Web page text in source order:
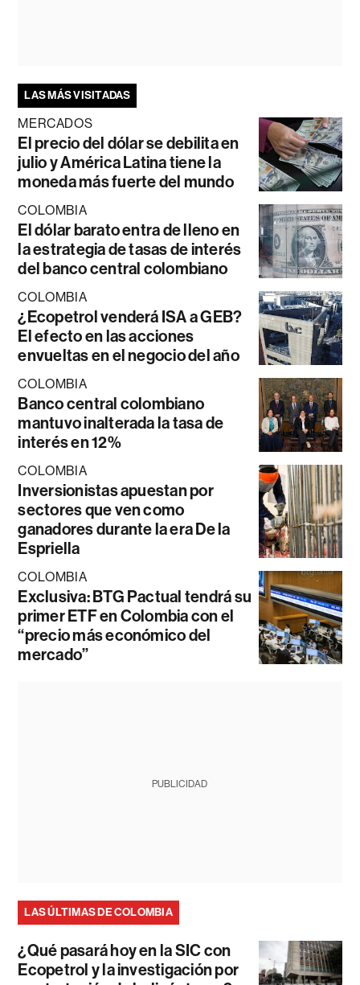
LAS MÁS VISITADAS
MERCADOS
El precio del dólar se debilita en
julio y América Latina tiene la
moneda más fuerte del mundo
COLOMBIA
El dólar barato entra de lleno en
la estrategia de tasas de interés
del banco central colombiano
COLOMBIA
¿Ecopetrol venderá ISA a GEB?
El efecto en las acciones
envueltas en el negocio del año
COLOMBIA
Banco central colombiano
mantuvo inalterada la tasa de
interés en 12%
COLOMBIA
Inversionistas apuestan por
sectores que ven como
ganadores durante la era De la
Espriella
COLOMBIA
Exclusiva: BTG Pactual tendrá su
primer ETF en Colombia con el
“precio más económico del
mercado”
PUBLICIDAD
LAS ÚLTIMAS DE COLOMBIA
¿Qué pasará hoy en la SIC con
Ecopetrol y la investigación por